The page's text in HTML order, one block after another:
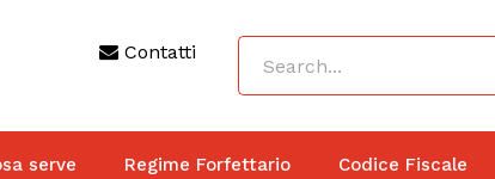
Contatti
serve Regime Forfettario Codice Fiscale